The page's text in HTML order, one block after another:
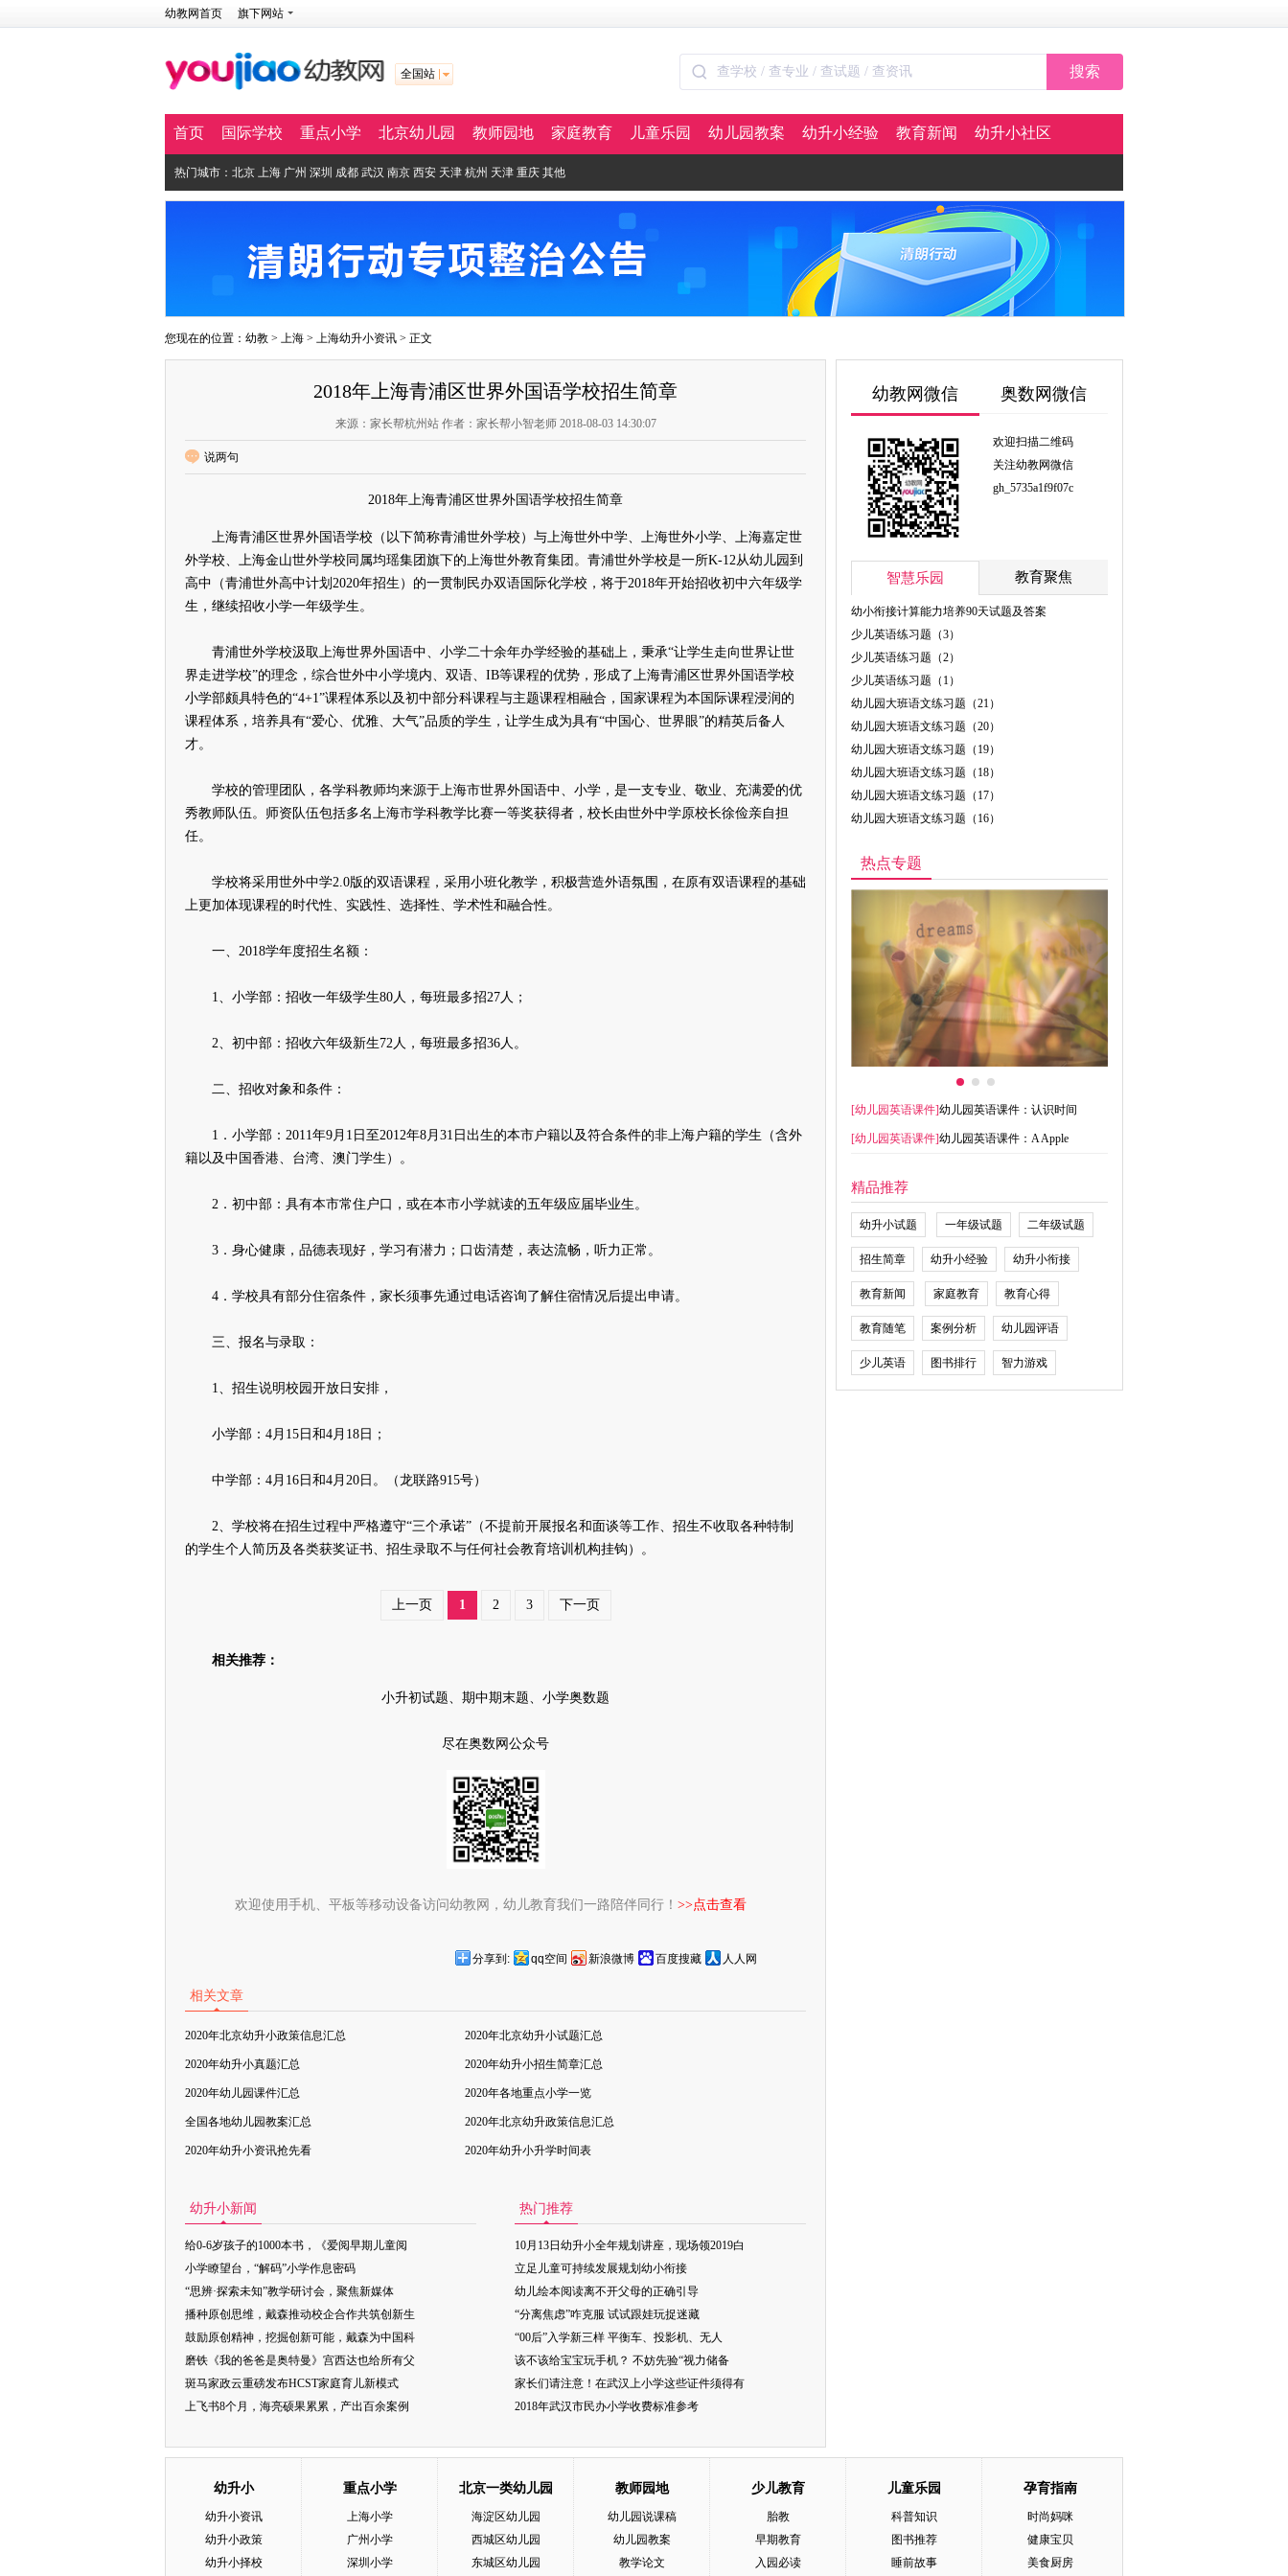
幼教网首页 旗下网站
全国站 搜索
首页 国际学校 重点小学 北京幼儿园 教师园地 家庭教育 儿童乐园 幼儿园教案 幼升小经验 教育新闻 幼升小社区
热门城市： 北京 上海 广州 深圳 成都 武汉 南京 西安 天津 杭州 天津 重庆 其他
您现在的位置： 幼教 > 上海 > 上海幼升小资讯 > 正文
2018年上海青浦区世界外国语学校招生简章
来源：家长帮杭州站 作者：家长帮小智老师 2018-08-03 14:30:07
说两句
2018年上海青浦区世界外国语学校招生简章
上海青浦区世界外国语学校（以下简称青浦世外学校）与上海世外中学、上海世外小学、上海嘉定世
外学校、上海金山世外学校同属均瑶集团旗下的上海世外教育集团。青浦世外学校是一所K-12从幼儿园到
高中（青浦世外高中计划2020年招生）的一贯制民办双语国际化学校，将于2018年开始招收初中六年级学
生，继续招收小学一年级学生。
青浦世外学校汲取上海世界外国语中、小学二十余年办学经验的基础上，秉承“让学生走向世界让世
界走进学校”的理念，综合世外中小学境内、双语、IB等课程的优势，形成了上海青浦区世界外国语学校
小学部颇具特色的“4+1”课程体系以及初中部分科课程与主题课程相融合，国家课程为本国际课程浸润的
课程体系，培养具有“爱心、优雅、大气”品质的学生，让学生成为具有“中国心、世界眼”的精英后备人
才。
学校的管理团队，各学科教师均来源于上海市世界外国语中、小学，是一支专业、敬业、充满爱的优
秀教师队伍。师资队伍包括多名上海市学科教学比赛一等奖获得者，校长由世外中学原校长徐俭亲自担
任。
学校将采用世外中学2.0版的双语课程，采用小班化教学，积极营造外语氛围，在原有双语课程的基础
上更加体现课程的时代性、实践性、选择性、学术性和融合性。
一、2018学年度招生名额：
1、小学部：招收一年级学生80人，每班最多招27人；
2、初中部：招收六年级新生72人，每班最多招36人。
二、招收对象和条件：
1．小学部：2011年9月1日至2012年8月31日出生的本市户籍以及符合条件的非上海户籍的学生（含外
籍以及中国香港、台湾、澳门学生）。
2．初中部：具有本市常住户口，或在本市小学就读的五年级应届毕业生。
3．身心健康，品德表现好，学习有潜力；口齿清楚，表达流畅，听力正常。
4．学校具有部分住宿条件，家长须事先通过电话咨询了解住宿情况后提出申请。
三、报名与录取：
1、招生说明校园开放日安排，
小学部：4月15日和4月18日；
中学部：4月16日和4月20日。（龙联路915号）
2、学校将在招生过程中严格遵守“三个承诺”（不提前开展报名和面谈等工作、招生不收取各种特制
的学生个人简历及各类获奖证书、招生录取不与任何社会教育培训机构挂钩）。
上一页 1 2 3 下一页
相关推荐：
小升初试题、期中期末题、小学奥数题
尽在奥数网公众号
欢迎使用手机、平板等移动设备访问幼教网，幼儿教育我们一路陪伴同行！ >>点击查看
分享到: qq空间 新浪微博 百度搜藏 人人网
相关文章
2020年北京幼升小政策信息汇总 2020年北京幼升小试题汇总
2020年幼升小真题汇总 2020年幼升小招生简章汇总
2020年幼儿园课件汇总 2020年各地重点小学一览
全国各地幼儿园教案汇总 2020年北京幼升政策信息汇总
2020年幼升小资讯抢先看 2020年幼升小升学时间表
幼升小新闻
给0-6岁孩子的1000本书，《爱阅早期儿童阅
小学瞭望台，“解码”小学作息密码
“思辨·探索未知”教学研讨会，聚焦新媒体
播种原创思维，戴森推动校企合作共筑创新生
鼓励原创精神，挖掘创新可能，戴森为中国科
磨铁《我的爸爸是奥特曼》宫西达也给所有父
斑马家政云重磅发布HCST家庭育儿新模式
上飞书8个月，海亮硕果累累，产出百余案例
热门推荐
10月13日幼升小全年规划讲座，现场领2019白
立足儿童可持续发展规划幼小衔接
幼儿绘本阅读离不开父母的正确引导
“分离焦虑”咋克服 试试跟娃玩捉迷藏
“00后”入学新三样 平衡车、投影机、无人
该不该给宝宝玩手机？ 不妨先验“视力储备
家长们请注意！在武汉上小学这些证件须得有
2018年武汉市民办小学收费标准参考
幼教网微信 奥数网微信
欢迎扫描二维码
关注幼教网微信
gh_5735a1f9f07c
智慧乐园 教育聚焦
幼小衔接计算能力培养90天试题及答案
少儿英语练习题（3）
少儿英语练习题（2）
少儿英语练习题（1）
幼儿园大班语文练习题（21）
幼儿园大班语文练习题（20）
幼儿园大班语文练习题（19）
幼儿园大班语文练习题（18）
幼儿园大班语文练习题（17）
幼儿园大班语文练习题（16）
热点专题
[幼儿园英语课件]幼儿园英语课件：认识时间
[幼儿园英语课件]幼儿园英语课件：A Apple
精品推荐
幼升小试题 一年级试题 二年级试题
招生简章 幼升小经验 幼升小衔接
教育新闻 家庭教育 教育心得
教育随笔 案例分析 幼儿园评语
少儿英语 图书排行 智力游戏
幼升小
幼升小资讯
幼升小政策
幼升小择校
重点小学
上海小学
广州小学
深圳小学
北京一类幼儿园
海淀区幼儿园
西城区幼儿园
东城区幼儿园
教师园地
幼儿园说课稿
幼儿园教案
教学论文
少儿教育
胎教
早期教育
入园必读
儿童乐园
科普知识
图书推荐
睡前故事
孕育指南
时尚妈咪
健康宝贝
美食厨房